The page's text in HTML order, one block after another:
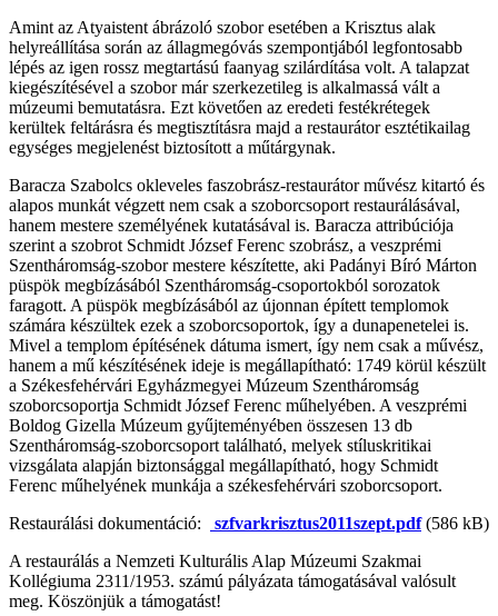
Amint az Atyaistent ábrázoló szobor esetében a Krisztus alak
helyreállítása során az állagmegóvás szempontjából legfontosabb
lépés az igen rossz megtartású faanyag szilárdítása volt. A talapzat
kiegészítésével a szobor már szerkezetileg is alkalmassá vált a
múzeumi bemutatásra. Ezt követően az eredeti festékrétegek
kerültek feltárásra és megtisztításra majd a restaurátor esztétikailag
egységes megjelenést biztosított a műtárgynak.
Baracza Szabolcs okleveles faszobrász-restaurátor művész kitartó és
alapos munkát végzett nem csak a szoborcsoport restaurálásával,
hanem mestere személyének kutatásával is. Baracza attribúciója
szerint a szobrot Schmidt József Ferenc szobrász, a veszprémi
Szentháromság-szobor mestere készítette, aki Padányi Bíró Márton
püspök megbízásából Szentháromság-csoportokból sorozatok
faragott. A püspök megbízásából az újonnan épített templomok
számára készültek ezek a szoborcsoportok, így a dunapenetelei is.
Mivel a templom építésének dátuma ismert, így nem csak a művész,
hanem a mű készítésének ideje is megállapítható: 1749 körül készült
a Székesfehérvári Egyházmegyei Múzeum Szentháromság
szoborcsoportja Schmidt József Ferenc műhelyében. A veszprémi
Boldog Gizella Múzeum gyűjteményében összesen 13 db
Szentháromság-szoborcsoport található, melyek stíluskritikai
vizsgálata alapján biztonsággal megállapítható, hogy Schmidt
Ferenc műhelyének munkája a székesfehérvári szoborcsoport.
Restaurálási dokumentáció:
szfvarkrisztus2011szept.pdf(586 kB)
A restaurálás a Nemzeti Kulturális Alap Múzeumi Szakmai
Kollégiuma 2311/1953. számú pályázata támogatásával valósult
meg. Köszönjük a támogatást!